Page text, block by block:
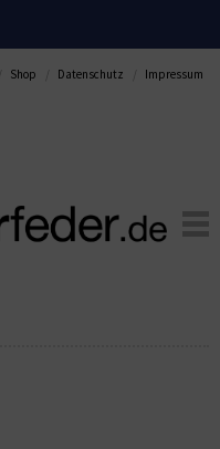
Shop Datenschutz Impressum